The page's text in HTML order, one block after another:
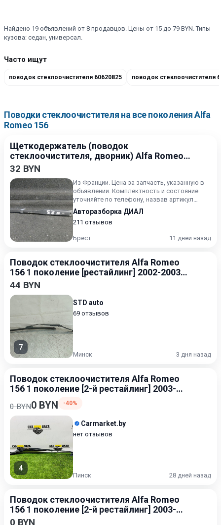
Найдено 19 объявлений от 8 продавцов. Цены от 15 до 79 BYN. Типы
кузова: седан, универсал.
Часто ищут
поводок стеклоочистителя 60620825 поводок стеклоочистителя
Поводки стеклоочистителя на все поколения Alfa
Romeo 156
Щеткодержатель (поводок
стеклоочистителя, дворник) Alfa Romeo
156 2002-2003
32 BYN
Из Франции. Цена за запчасть, указанную в
объявлении. Комплектность и состояние
уточняйте по телефону, назвав артикул
интересуемой запчасти.
Авторазборка ДИАЛ
211 отзывов
Брест 11 дней назад
Поводок стеклоочистителя Alfa Romeo
156 1 поколение [рестайлинг] 2002-2003
2.0
44 BYN
7
STD auto
69 отзывов
Минск 3 дня назад
Поводок стеклоочистителя Alfa Romeo
156 1 поколение [2-й рестайлинг] 2003-
0 BYN0 BYN -40%
4
Carmarket.by
нет отзывов
Пинск 28 дней назад
Поводок стеклоочистителя Alfa Romeo
156 1 поколение [2-й рестайлинг] 2003-
2007
0 BYN